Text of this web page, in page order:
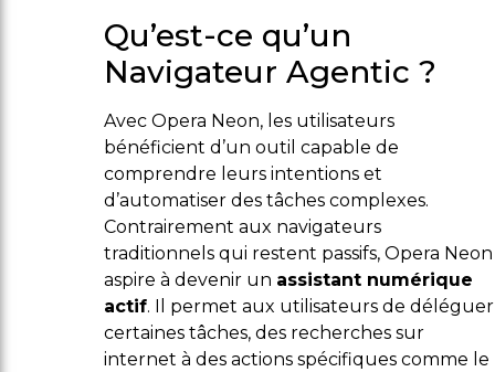
Qu’est-ce qu’un
Navigateur Agentic ?
Avec Opera Neon, les utilisateurs
bénéficient d’un outil capable de
comprendre leurs intentions et
d’automatiser des tâches complexes.
Contrairement aux navigateurs
traditionnels qui restent passifs, Opera Neon
aspire à devenir un assistant numérique
actif. Il permet aux utilisateurs de déléguer
certaines tâches, des recherches sur
internet à des actions spécifiques comme le